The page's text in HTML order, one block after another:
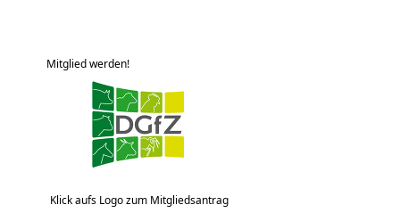
Mitglied werden!
Klick aufs Logo zum Mitgliedsantrag